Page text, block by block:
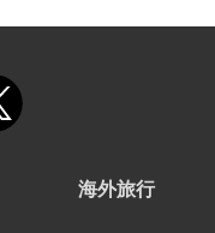
海外旅行